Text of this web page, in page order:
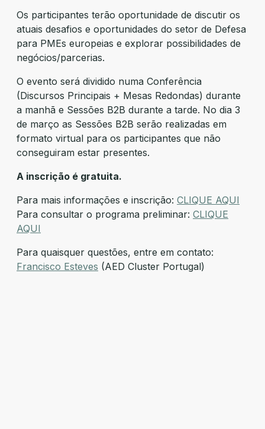
Os participantes terão oportunidade de discutir os
atuais desafios e oportunidades do setor de Defesa
para PMEs europeias e explorar possibilidades de
negócios/parcerias.
O evento será dividido numa Conferência
(Discursos Principais + Mesas Redondas) durante
a manhã e Sessões B2B durante a tarde. No dia 3
de março as Sessões B2B serão realizadas em
formato virtual para os participantes que não
conseguiram estar presentes.
A inscrição é gratuita.
Para mais informações e inscrição: CLIQUE AQUI
Para consultar o programa preliminar: CLIQUE
AQUI
Para quaisquer questões, entre em contato:
Francisco Esteves (AED Cluster Portugal)